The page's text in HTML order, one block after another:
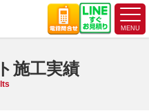
施工実績